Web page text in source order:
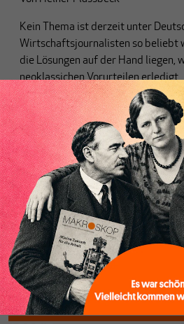
Kein Thema ist derzeit unter
Wirtschaftsjournalisten so beliebt
die Lösungen auf der Hand liegen,
neoklassichen Vorurteilen erledigt.
EU
Trüber Fischer,
Netz
VonHeiner Flassbeck
Joschka Fischer beklagt den
und dem Rest der Eurozone. Das
Außenminister unter Rot-Grün hat
europäischen Partner an die Wand